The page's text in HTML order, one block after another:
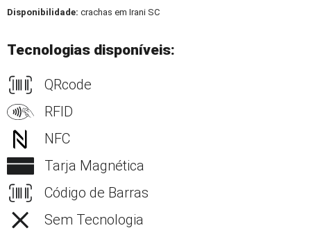
Disponibilidade: crachas em Irani SC
Tecnologias disponíveis:
QRcode
RFID
NFC
Tarja Magnética
Código de Barras
Sem Tecnologia